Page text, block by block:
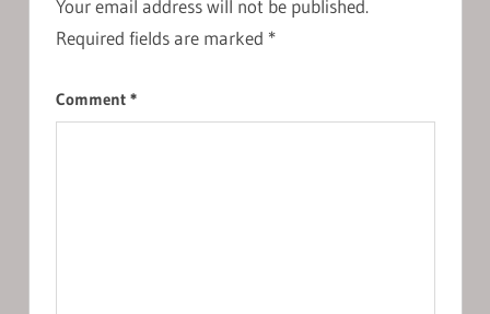
Your email address will not be published.
Required fields are marked *
Comment *